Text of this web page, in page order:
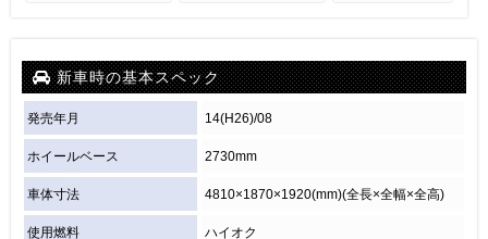
新車時の基本スペック
発売年月 14(H26)/08
ホイールベース 2730mm
車体寸法 4810×1870×1920(mm)(全長×全幅×全高)
使用燃料 ハイオク